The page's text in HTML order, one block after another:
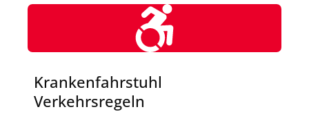
Krankenfahrstuhl
Verkehrsregeln